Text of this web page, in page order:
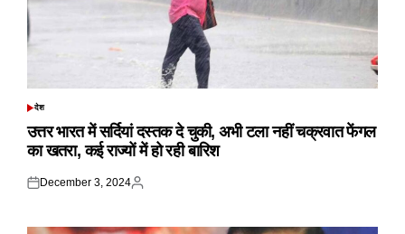
POSTED
देश
उत्तर भारत में सर्दियां दस्तक दे चुकी, अभी टला नहीं चक्रवात फेंगल
का खतरा, कई राज्यों में हो रही बारिश
Posted
December 3, 2024
Posted